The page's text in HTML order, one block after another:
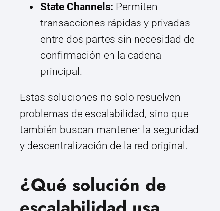
State Channels: Permiten
transacciones rápidas y privadas
entre dos partes sin necesidad de
confirmación en la cadena
principal.
Estas soluciones no solo resuelven
problemas de escalabilidad, sino que
también buscan mantener la seguridad
y descentralización de la red original.
¿Qué solución de